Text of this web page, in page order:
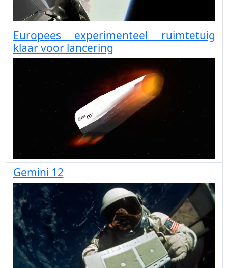
Europees experimenteel ruimtetuig
klaar voor lancering
Gemini 12